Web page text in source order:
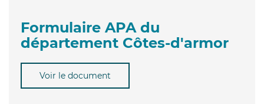
Formulaire APA du
département Côtes-d'armor
Voir le document